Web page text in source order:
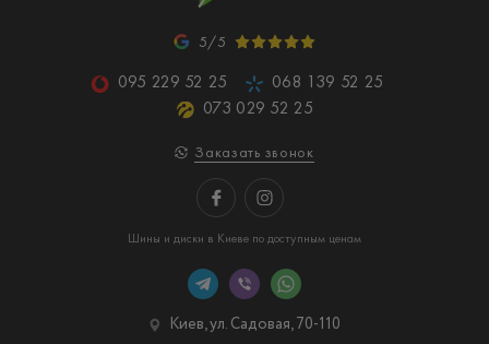
5/5
095 229 52 25
068 139 52 25
073 029 52 25
Заказать звонок
Шины и диски в Киеве по доступным ценам
Киев, ул. Садовая, 70-110